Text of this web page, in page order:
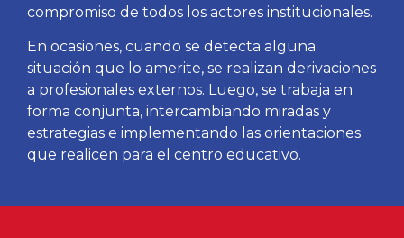
compromiso de todos los actores institucionales.
En ocasiones, cuando se detecta alguna
situación que lo amerite, se realizan derivaciones
a profesionales externos. Luego, se trabaja en
forma conjunta, intercambiando miradas y
estrategias e implementando las orientaciones
que realicen para el centro educativo.